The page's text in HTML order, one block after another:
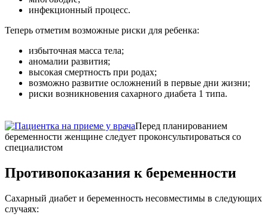
инфекционный процесс.
Теперь отметим возможные риски для ребенка:
избыточная масса тела;
аномалии развития;
высокая смертность при родах;
возможно развитие осложнений в первые дни жизни;
риски возникновения сахарного диабета 1 типа.
Перед планированием
беременности женщине следует проконсультироваться со
специалистом
Противопоказания к беременности
Сахарный диабет и беременность несовместимы в следующих
случаях: